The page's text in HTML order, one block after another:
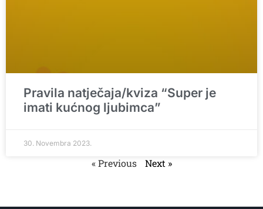
Pravila natječaja/kviza “Super je
imati kućnog ljubimca”
30. Novembra 2023.
« Previous Next »